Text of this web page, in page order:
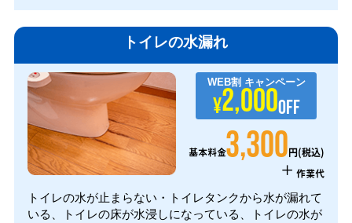
トイレの水漏れ
WEB割 キャンペーン
¥2,000OFF
基本料金3,300円(税込)
+ 作業代
トイレの水が止まらない・トイレタンクから水が漏れて
いる、トイレの床が水浸しになっている、トイレの水が